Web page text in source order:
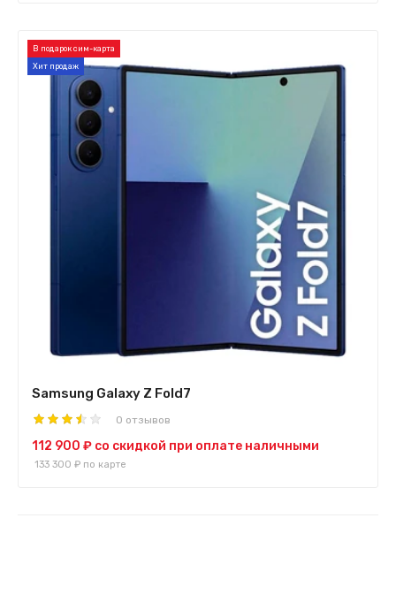
В подарок сим-карта
Хит продаж
Samsung Galaxy Z Fold7
0 отзывов
112 900 ₽ со скидкой при оплате наличными
133 300 ₽ по карте